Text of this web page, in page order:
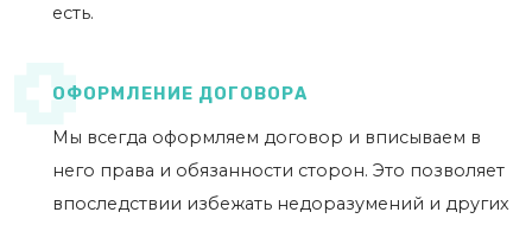
есть.
ОФОРМЛЕНИЕ ДОГОВОРА
Мы всегда оформляем договор и вписываем в
него права и обязанности сторон. Это позволяет
впоследствии избежать недоразумений и других